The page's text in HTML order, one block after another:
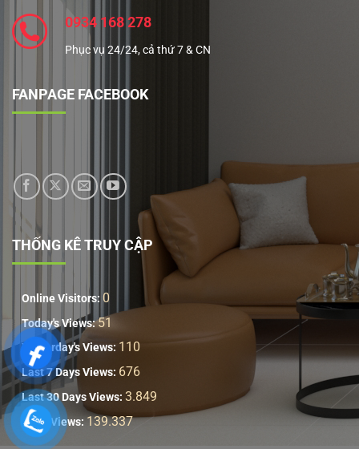
0934 168 278
Phục vụ 24/24, cả thứ 7 & CN
FANPAGE FACEBOOK
THỐNG KÊ TRUY CẬP
Online Visitors: 0
Today's Views:51
Yesterday's Views: 110
Last 7 Days Views: 676
Last 30 Days Views: 3.849
Total Views: 139.337